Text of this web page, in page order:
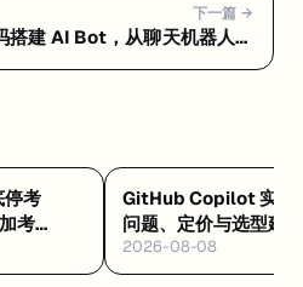
下一篇 →
搭建 AI Bot，从聊天机器人到
考
考
AI 席
GitHub Copilot 实战
问题、定价与选型建议
2026-08-08